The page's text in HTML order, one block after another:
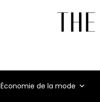
Économie de la mode